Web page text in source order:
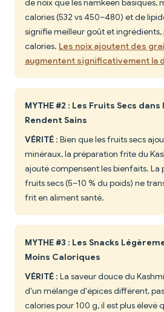
de noix que les namkeen basiques,
calories (532 vs 450–480) et de
signifie meilleur goût et ingrédients,
calories. Les noix ajoutent des
augmentent significativement la
MYTHE #2 : Les Fruits Secs dans
Rendent Sains
VÉRITÉ : Bien que les fruits secs
minéraux, la préparation frite du
ajouté compensent les bienfaits.
fruits secs (5–10 % du poids) ne
frit en aliment santé.
MYTHE #3 : Les Snacks
Moins Caloriques
VÉRITÉ : La saveur douce du
d'un mélange d'épices différent,
calories pour 100 g, il est plus élevé